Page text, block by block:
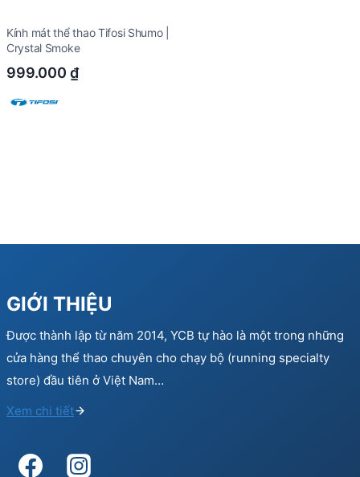
Kính mát thể thao Tifosi Shumo |
Crystal Smoke
999.000 ₫
GIỚI THIỆU
Được thành lập từ năm 2014, YCB tự hào là một trong những
cửa hàng thể thao chuyên cho chạy bộ (running specialty
store) đầu tiên ở Việt Nam…
Xem chi tiết